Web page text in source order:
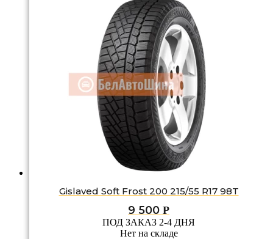
Gislaved Soft Frost 200 215/55 R17 98T
9 500 Р
ПОД ЗАКАЗ 2-4 ДНЯ
Нет на складе